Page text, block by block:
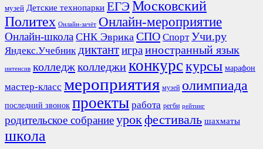
музей Детские технопарки ЕГЭ Московский
Политех Онлайн-зачёт Онлайн-мероприятие
Онлайн-школа СНК Эврика СПО Спорт Учи.ру
Яндекс.Учебник диктантиграиностранный язык
интенсив колледжколледжиконкурскурсы марафон
мастер-класс мероприятия музей олимпиада
последний звонок проекты работа регби рейтинг
родительское собраниеурокфестиваль шахматы
школа